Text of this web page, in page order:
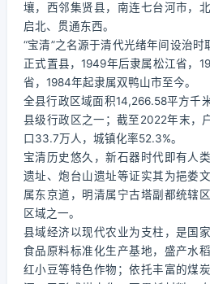
壤，西邻集贤县，南连七台河市，
启北、贯通东西。
“宝清”之名源于清代光绪年间设治时
正式置县，1949年后隶属松江省，
省，1984年起隶属双鸭山市至今。
全县行政区域面积14,266.58平方千
县级行政区之一；截至2022年末，
口33.7万人，城镇化率52.3%。
宝清历史悠久，新石器时代即有人
遗址、炮台山遗址等证实其为挹娄
属东京道，明清属宁古塔副都统辖
区域之一。
县域经济以现代农业为支柱，是国
食品原料标准化生产基地，盛产水
红小豆等特色作物；依托丰富的煤